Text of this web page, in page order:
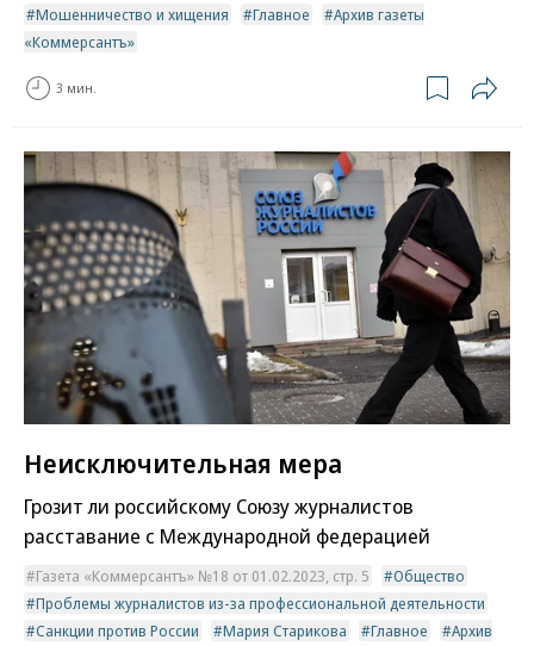
Мошенничество и хищения
Главное
Архив газеты
«Коммерсантъ»
3 мин.
Неисключительная мера
Грозит ли российскому Союзу журналистов
расставание с Международной федерацией
Газета «Коммерсантъ» №18 от 01.02.2023, стр. 5
Общество
Проблемы журналистов из-за профессиональной деятельности
Санкции против России
Мария Старикова Главное
Архив